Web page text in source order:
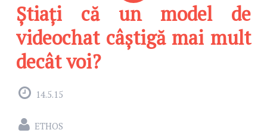
Știați că un model de
videochat câștigă mai mult
decât voi?
14.5.15
ETHOS